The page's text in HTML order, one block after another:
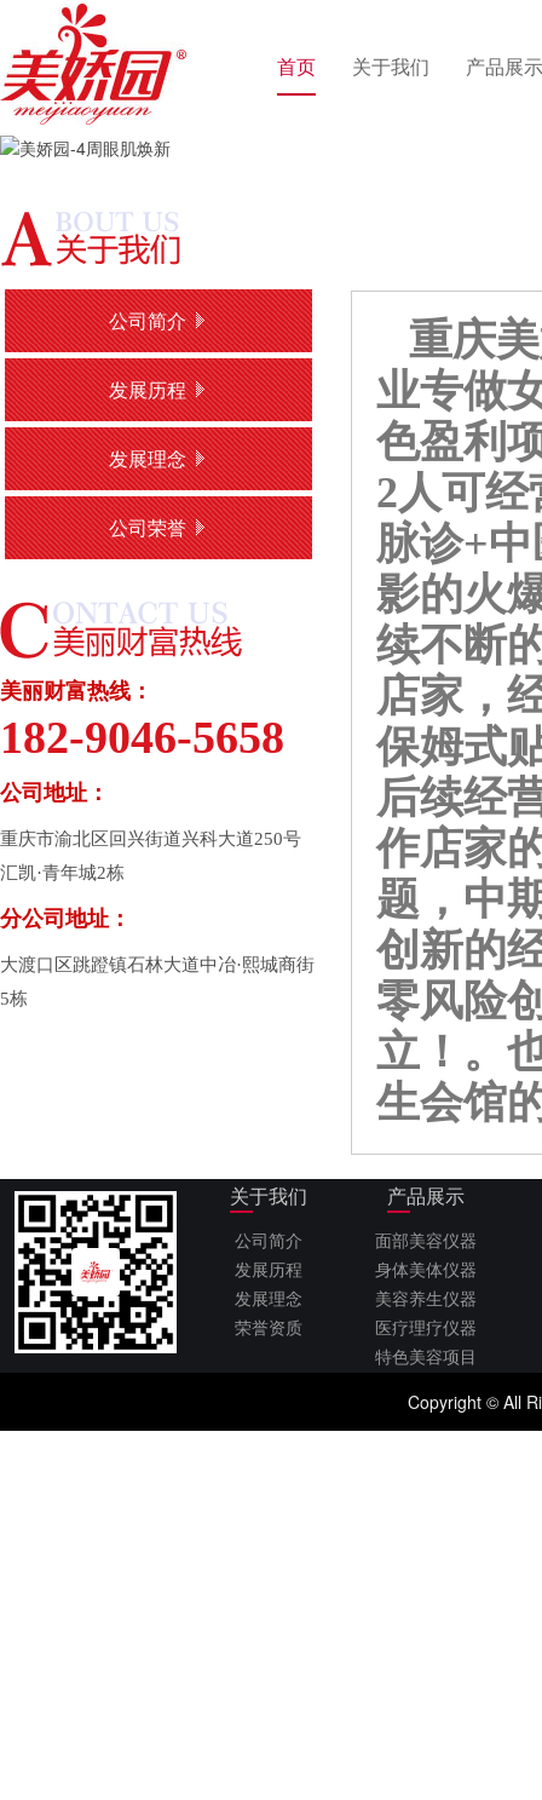
首页 关于我们 产品展示
公司简介
发展历程
发展理念
公司荣誉
美丽财富热线：
182-9046-5658
公司地址：
重庆市渝北区回兴街道兴科大道250号
汇凯·青年城2栋
分公司地址：
大渡口区跳蹬镇石林大道中冶·熙城商街
5栋
重庆美
业专做
色盈利
2人可
脉诊+
影的火
续不断
店家，
保姆式
后续经
作店家
题，中
创新的
零风险
立！。
生会馆
关于我们
公司简介
发展历程
发展理念
荣誉资质
产品展示
面部美容仪器
身体美体仪器
美容养生仪器
医疗理疗仪器
特色美容项目
Copyright © All